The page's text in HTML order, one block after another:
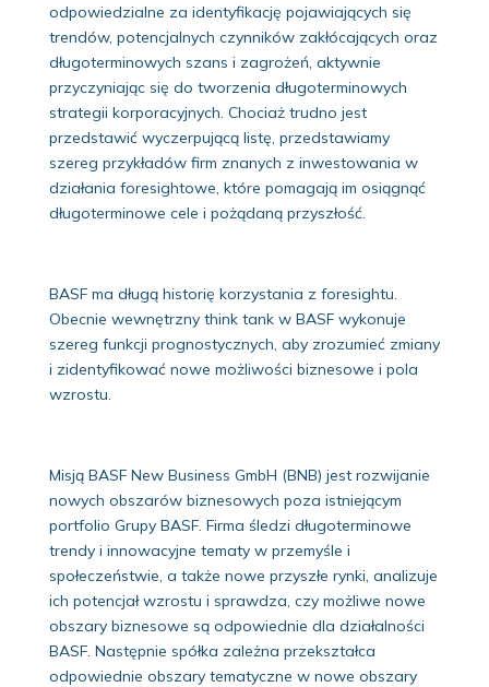
odpowiedzialne za identyfikację pojawiających się
trendów, potencjalnych czynników zakłócających oraz
długoterminowych szans i zagrożeń, aktywnie
przyczyniając się do tworzenia długoterminowych
strategii korporacyjnych. Chociaż trudno jest
przedstawić wyczerpującą listę, przedstawiamy
szereg przykładów firm znanych z inwestowania w
działania foresightowe, które pomagają im osiągnąć
długoterminowe cele i pożądaną przyszłość.
BASF ma długą historię korzystania z foresightu.
Obecnie wewnętrzny think tank w BASF wykonuje
szereg funkcji prognostycznych, aby zrozumieć zmiany
i zidentyfikować nowe możliwości biznesowe i pola
wzrostu.
Misją BASF New Business GmbH (BNB) jest rozwijanie
nowych obszarów biznesowych poza istniejącym
portfolio Grupy BASF. Firma śledzi długoterminowe
trendy i innowacyjne tematy w przemyśle i
społeczeństwie, a także nowe przyszłe rynki, analizuje
ich potencjał wzrostu i sprawdza, czy możliwe nowe
obszary biznesowe są odpowiednie dla działalności
BASF. Następnie spółka zależna przekształca
odpowiednie obszary tematyczne w nowe obszary